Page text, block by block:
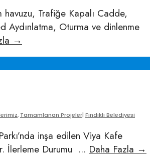
havuzu, Trafiğe Kapalı Cadde,
Aydınlatma, Oturma ve dinlenme
→
Sokak
, Tamamlanan Projeler| Fındıklı Belediyesi
inşa edilen Viya Kafe
İlerleme Durumu ... Daha Fazla→